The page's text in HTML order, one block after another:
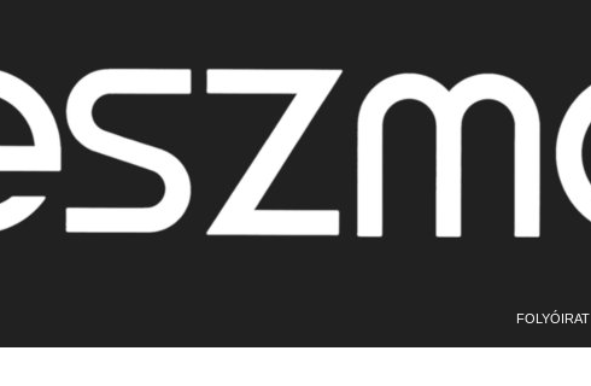
FOLYÓIRAT